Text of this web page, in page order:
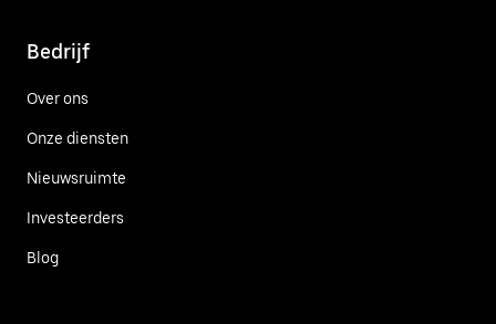
Bedrijf
Over ons
Onze diensten
Nieuwsruimte
Investeerders
Blog